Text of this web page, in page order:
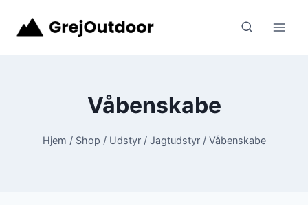
Våbenskabe
Hjem / Shop / Udstyr / Jagtudstyr / Våbenskabe